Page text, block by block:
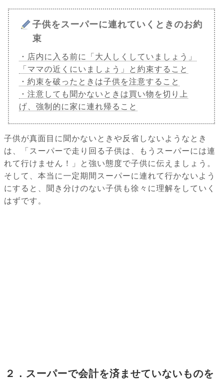
子供をスーパーに連れていくときのお約
束
・店内に入る前に「大人しくしていましょう」
「ママの近くにいましょう」と約束すること
・約束を破ったときは子供を注意すること
・注意しても聞かないときは買い物を切り上
げ、強制的に家に連れ帰ること
子供が真面目に聞かないときや反省しないようなとき
は、「スーパーで走り回る子供は、もうスーパーには連
れて行けません！」と強い態度で子供に伝えましょう。
そして、本当に一定期間スーパーに連れて行かないよう
にすると、聞き分けのない子供も徐々に理解をしていく
はずです。
２．スーパーで会計を済ませていないものを